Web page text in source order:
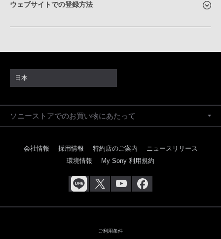
ウェブサイトでの登録方法
日本
ソニーストアでのお買い物にあたって
会社情報 採用情報 特約店のご案内
ニュースリリース
環境情報
My Sony 利用規約
ご利用条件